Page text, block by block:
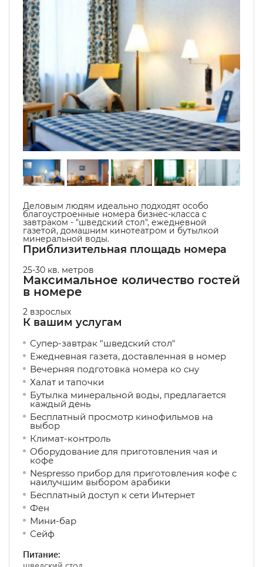
Деловым людям идеально подходят особо
благоустроенные номера бизнес-класса с
завтраком - "шведский стол", ежедневной
газетой, домашним кинотеатром и бутылкой
минеральной воды.
Приблизительная площадь номера
25-30 кв. метров
Максимальное количество гостей
в номере
2 взрослых
К вашим услугам
Супер-завтрак "шведский стол"
Ежедневная газета, доставленная в номер
Вечерняя подготовка номера ко сну
Халат и тапочки
Бутылка минеральной воды, предлагается
каждый день
Бесплатный просмотр кинофильмов на
выбор
Климат-контроль
Оборудование для приготовления чая и
кофе
Nespresso прибор для приготовления кофе с
наилучшим выбором арабики
Бесплатный доступ к сети Интернет
Фен
Мини-бар
Сейф
Питание: